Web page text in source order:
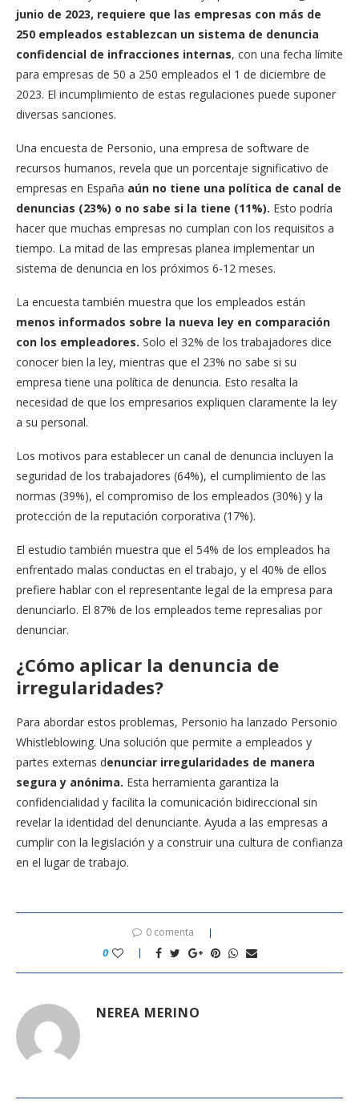
junio de 2023, requiere que las empresas con más de
250 empleados establezcan un sistema de denuncia
confidencial de infracciones internas, con una fecha límite
para empresas de 50 a 250 empleados el 1 de diciembre de
2023. El incumplimiento de estas regulaciones puede suponer
diversas sanciones.
Una encuesta de Personio, una empresa de software de
recursos humanos, revela que un porcentaje significativo de
empresas en España aún no tiene una política de canal de
denuncias (23%) o no sabe si la tiene (11%). Esto podría
hacer que muchas empresas no cumplan con los requisitos a
tiempo. La mitad de las empresas planea implementar un
sistema de denuncia en los próximos 6-12 meses.
La encuesta también muestra que los empleados están
menos informados sobre la nueva ley en comparación
con los empleadores. Solo el 32% de los trabajadores dice
conocer bien la ley, mientras que el 23% no sabe si su
empresa tiene una política de denuncia. Esto resalta la
necesidad de que los empresarios expliquen claramente la ley
a su personal.
Los motivos para establecer un canal de denuncia incluyen la
seguridad de los trabajadores (64%), el cumplimiento de las
normas (39%), el compromiso de los empleados (30%) y la
protección de la reputación corporativa (17%).
El estudio también muestra que el 54% de los empleados ha
enfrentado malas conductas en el trabajo, y el 40% de ellos
prefiere hablar con el representante legal de la empresa para
denunciarlo. El 87% de los empleados teme represalias por
denunciar.
¿Cómo aplicar la denuncia de
irregularidades?
Para abordar estos problemas, Personio ha lanzado Personio
Whistleblowing. Una solución que permite a empleados y
partes externas denunciar irregularidades de manera
segura y anónima. Esta herramienta garantiza la
confidencialidad y facilita la comunicación bidireccional sin
revelar la identidad del denunciante. Ayuda a las empresas a
cumplir con la legislación y a construir una cultura de confianza
en el lugar de trabajo.
0 comenta
0
NEREA MERINO